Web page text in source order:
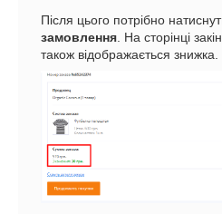
Після цього потрібно
замовлення. На сторінці
також відображається знижка.